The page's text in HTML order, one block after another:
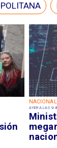
NACIONAL
AYER A LAS